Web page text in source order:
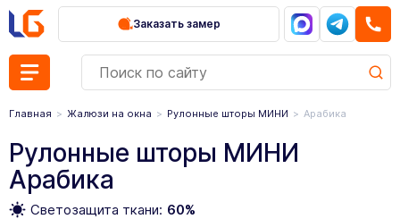
Заказать замер
Главная Жалюзи на окна Рулонные шторы МИНИ Арабика
Рулонные шторы МИНИ
Арабика
Светозащита ткани: 60%